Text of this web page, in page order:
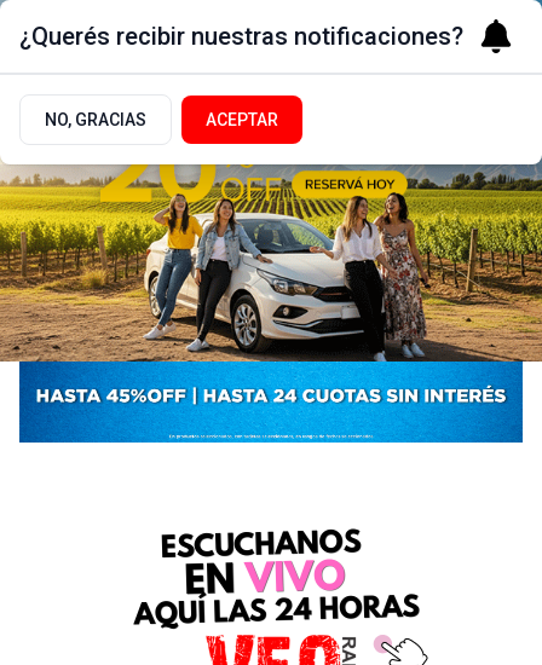
¿Querés recibir nuestras notificaciones?
NO, GRACIAS ACEPTAR